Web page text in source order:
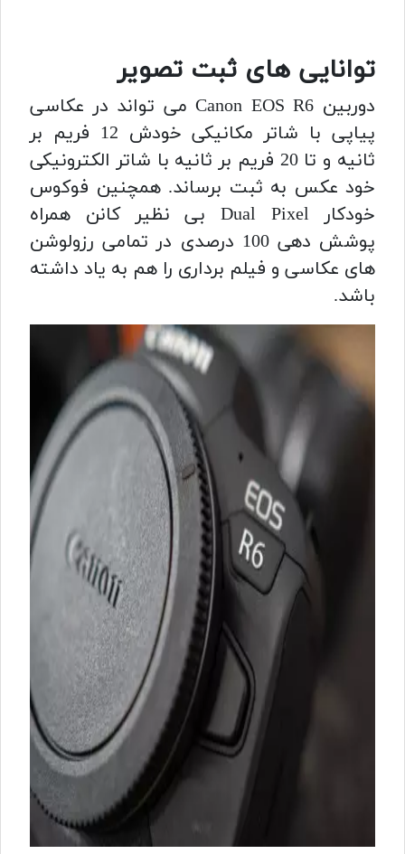
توانایی های ثبت تصویر
دوربین Canon EOS R6 می تواند در عکاسی
پیاپی با شاتر مکانیکی خودش 12 فریم بر
ثانیه و تا 20 فریم بر ثانیه با شاتر الکترونیکی
خود عکس به ثبت برساند. همچنین فوکوس
خودکار Dual Pixel بی نظیر کانن همراه
پوشش دهی 100 درصدی در تمامی رزولوشن
های عکاسی و فیلم برداری را هم به یاد داشته
باشد.